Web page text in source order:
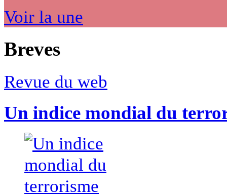
Voir la une
Breves
Revue du web
Un indice mondial du